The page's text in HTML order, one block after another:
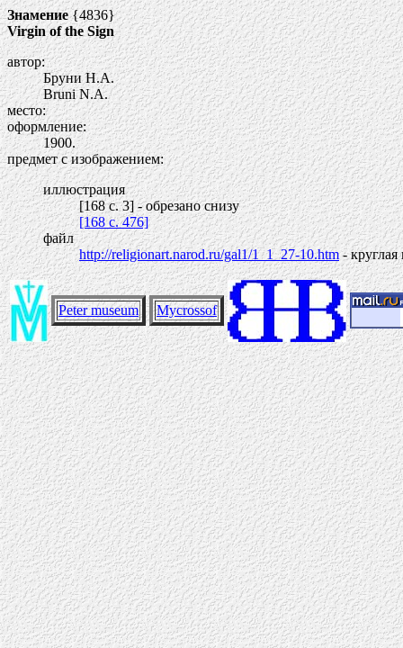
Знамение{4836}
Virgin of the Sign
автор:
Бруни Н.А.
Bruni N.A.
место:
оформление:
1900.
предмет с изображением:
иллюстрация
[168 c. 3] - обрезано снизу
[168 c. 476]
файл
http://religionart.narod.ru/gal1/1_1_27-10.htm- круглая
Peter museum Mycrossof